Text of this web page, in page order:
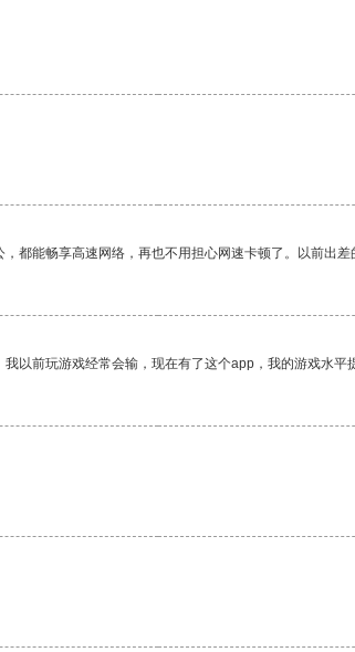
都能畅享高速网络，再也不用担心网速卡顿了。以前出
以前玩游戏经常会输，现在有了这个app，我的游戏水平